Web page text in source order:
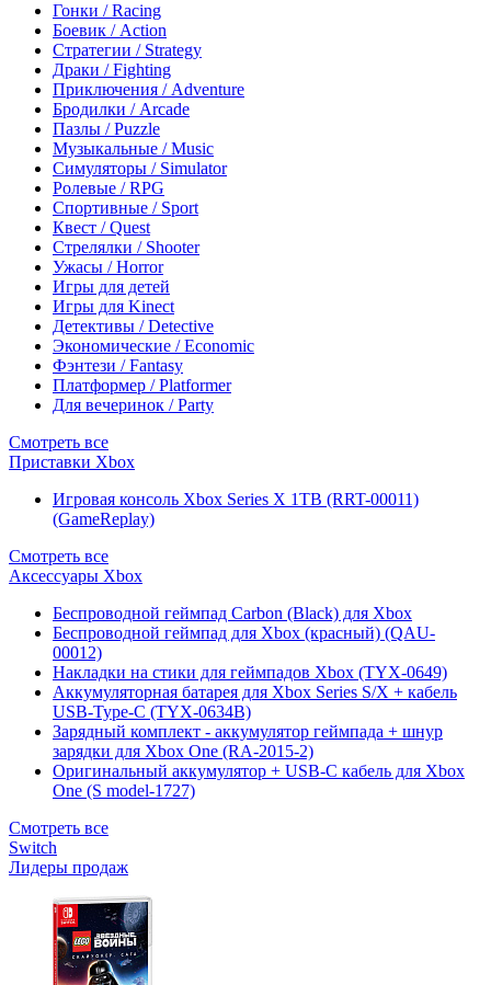
Гонки / Racing
Боевик / Action
Стратегии / Strategy
Драки / Fighting
Приключения / Adventure
Бродилки / Arcade
Пазлы / Puzzle
Музыкальные / Music
Симуляторы / Simulator
Ролевые / RPG
Спортивные / Sport
Квест / Quest
Стрелялки / Shooter
Ужасы / Horror
Игры для детей
Игры для Kinect
Детективы / Detective
Экономические / Economic
Фэнтези / Fantasy
Платформер / Platformer
Для вечеринок / Party
Смотреть все
Приставки Xbox
Игровая консоль Xbox Series X 1TB (RRT-00011)
(GameReplay)
Смотреть все
Аксессуары Xbox
Беспроводной геймпад Carbon (Black) для Xbox
Беспроводной геймпад для Xbox (красный) (QAU-
00012)
Накладки на стики для геймпадов Xbox (TYX-0649)
Аккумуляторная батарея для Xbox Series S/X + кабель
USB-Type-C (TYX-0634B)
Зарядный комплект - аккумулятор геймпада + шнур
зарядки для Xbox One (RA-2015-2)
Оригинальный аккумулятор + USB-C кабель для Xbox
One (S model-1727)
Смотреть все
Switch
Лидеры продаж